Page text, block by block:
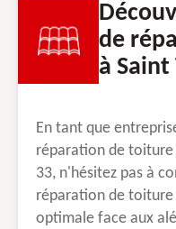
de
à
En tant que
réparation de
33, n'hésitez pas à
réparation de
optimale face aux